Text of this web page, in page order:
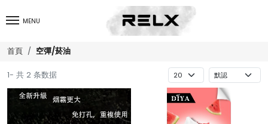
MENU
首頁 空彈/菸油
1- 共 2 条数据